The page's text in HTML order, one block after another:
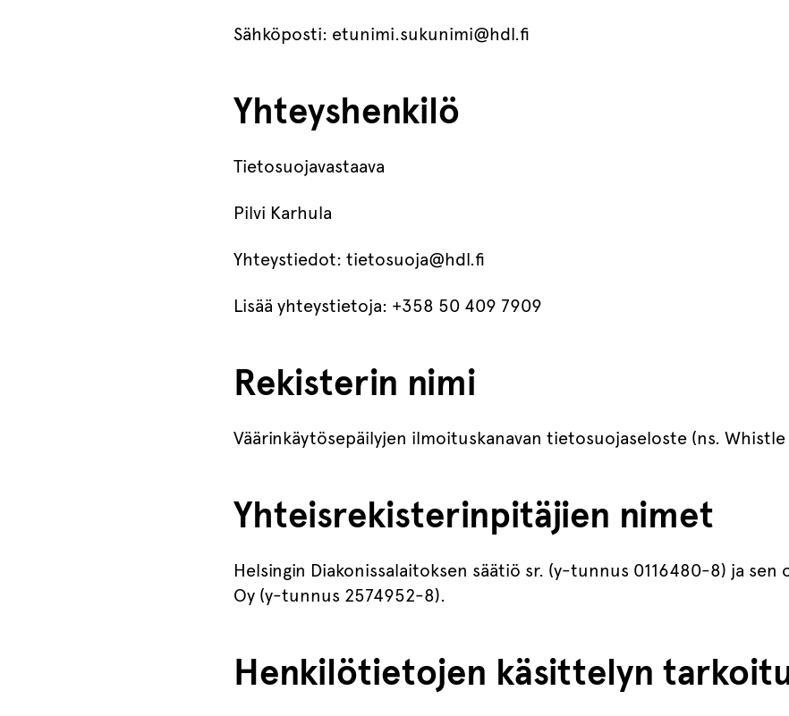
Sähköposti: etunimi.sukunimi@hdl.fi
Yhteyshenkilö
Tietosuojavastaava
Pilvi Karhula
Yhteystiedot: tietosuoja@hdl.fi
Lisää yhteystietoja: +358 50 409 7909
Rekisterin nimi
Väärinkäytösepäilyjen ilmoituskanavan tietosuojaseloste (ns.
Yhteisrekisterinpitäjien nimet
Helsingin Diakonissalaitoksen säätiö sr. (y-tunnus 0116480-8) ja sen
Oy (y-tunnus 2574952-8).
Henkilötietojen käsittelyn